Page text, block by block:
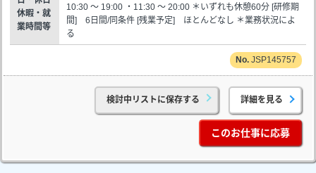
休暇・就
業時間等
10:30 ～ 19:00 ・11:30 ～ 20:00 ＊いずれも休憩60分 [研修期
間] 6日間/同条件 [残業予定] ほとんどなし ＊業務状況によ
る
JSP145757
検討中リストに保存する 詳細を見る
このお仕事に応募